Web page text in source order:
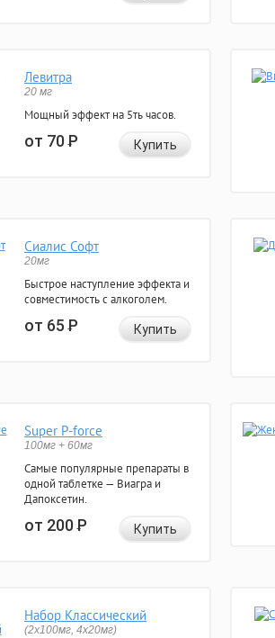
Левитра
20 мг
Мощный эффект на 5ть часов.
от 70Р Купить
Сиалис Софт
20мг
Быстрое наступление эффекта и
совместимость с алкоголем.
от 65Р Купить
Super P-force
100мг + 60мг
Самые популярные препараты в
одной таблетке — Виагра и
Дапоксетин.
от 200Р Купить
Набор Классический
(2x100мг, 4x20мг)